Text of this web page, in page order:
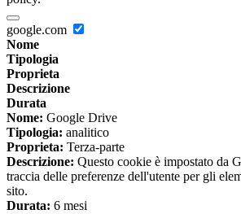
google.com
Nome
Tipologia
Proprieta
Descrizione
Durata
Nome: Google Drive
Tipologia: analitico
Proprieta: Terza-parte
Descrizione: Questo cookie è impostato da
traccia delle preferenze dell'utente per gli
sito.
Durata: 6 mesi